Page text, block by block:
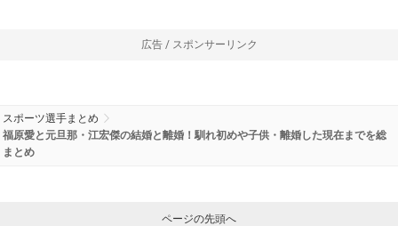
広告 / スポンサーリンク
スポーツ選手まとめ
福原愛と元旦那・江宏傑の結婚と離婚！馴れ初めや子供・離婚した現在までを総
まとめ
ページの先頭へ